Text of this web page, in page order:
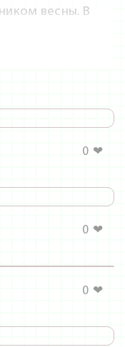
весны. В
узорами и
подруг. Все
— их
онлайн через
сети.
и
в этот
0 ❤
0 ❤
0 ❤